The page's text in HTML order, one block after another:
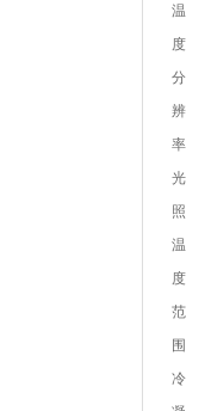
温
度
分
辨
率
光
照
温
度
范
围
冷